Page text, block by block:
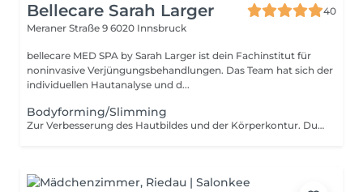
Bellecare Sarah Larger
40
Meraner Straße 9 6020 Innsbruck
bellecare MED SPA by Sarah Larger ist dein Fachinstitut für
noninvasive Verjüngungsbehandlungen. Das Team hat sich der
individuellen Hautanalyse und d...
Bodyforming/Slimming
Zur Verbesserung des Hautbildes und der Körperkontur. Durch Ultraschallwellen werden Fettzellen gezielt behandelt, wodurch der Stoffwechsel im Gewebe angeregt werden kann. Gleichzeitig wird die Hautstruktur unterstützt und das Hautbild kann glatter und straffer wirken. Die Behandlung eignet sich besonders zur Reduktion von lokalen Fettdepots und zur Verbesserung der Körperkontur.